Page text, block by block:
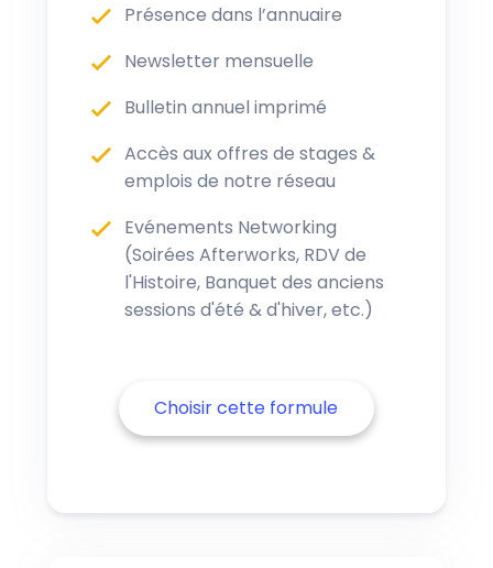
Présence dans l’annuaire
Newsletter mensuelle
Bulletin annuel imprimé
Accès aux offres de stages &
emplois de notre réseau
Evénements Networking
(Soirées Afterworks, RDV de
l'Histoire, Banquet des anciens
sessions d'été & d'hiver, etc.)
Choisir cette formule